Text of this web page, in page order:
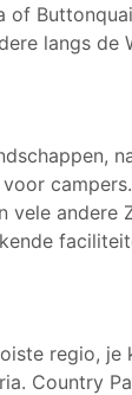
of
langs de
vele
regio,
Country